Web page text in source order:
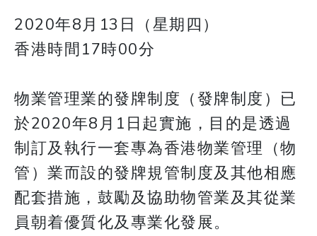
2020年8月13日（星期四）
香港時間17時00分
物業管理業的發牌制度（發牌制度）已
於2020年8月1日起實施，目的是透過
制訂及執行一套專為香港物業管理（物
管）業而設的發牌規管制度及其他相應
配套措施，鼓勵及協助物管業及其從業
員朝着優質化及專業化發展。